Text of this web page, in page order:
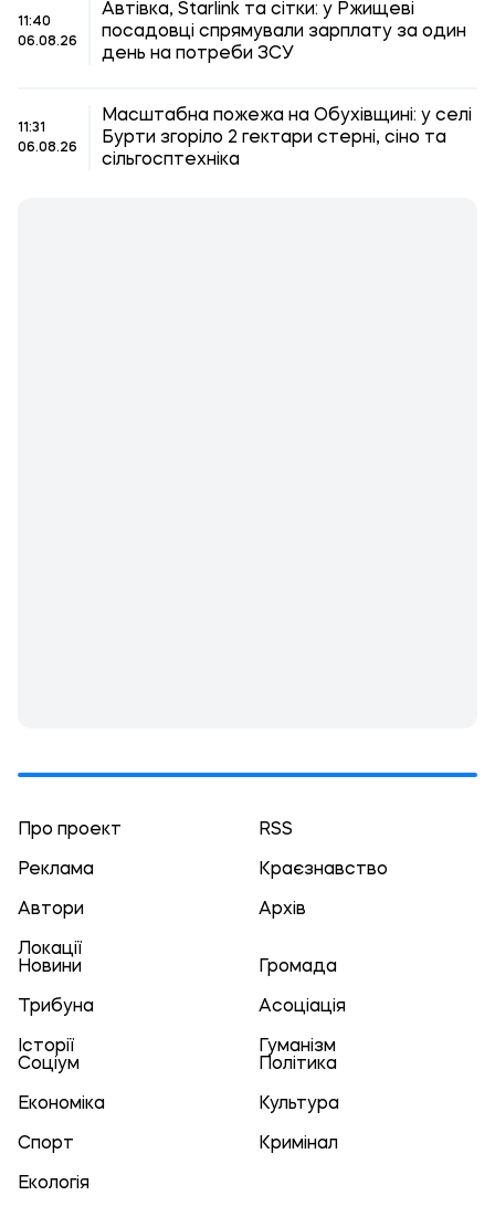
11:40
06.08.26
Автівка, Starlink та сітки: у Ржищеві
посадовці спрямували зарплату за один
день на потреби ЗСУ
11:31
06.08.26
Масштабна пожежа на Обухівщині: у селі
Бурти згоріло 2 гектари стерні, сіно та
сільгосптехніка
Про проект RSS
Реклама Краєзнавство
Автори Архів
Локації
Новини
Громада
Трибуна Асоціація
Історії
Гуманізм
Соціум
Політика
Економіка Культура
Спорт Кримінал
Екологія